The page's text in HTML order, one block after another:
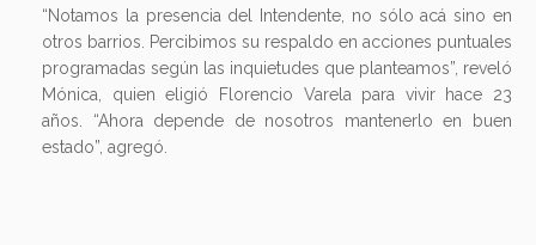
“Notamos la presencia del Intendente, no sólo acá sino en
otros barrios. Percibimos su respaldo en acciones puntuales
programadas según las inquietudes que planteamos”, reveló
Mónica, quien eligió Florencio Varela para vivir hace 23
años. “Ahora depende de nosotros mantenerlo en buen
estado”, agregó.